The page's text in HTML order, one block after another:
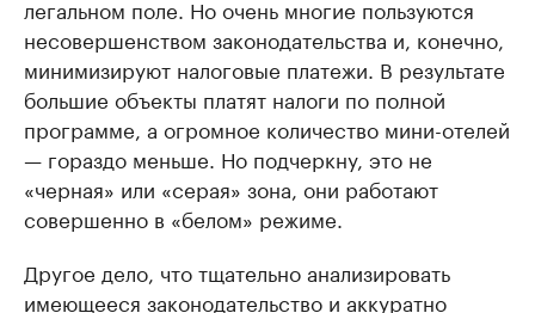
легальном поле. Но очень многие пользуются
несовершенством законодательства и, конечно,
минимизируют налоговые платежи. В результате
большие объекты платят налоги по полной
программе, а огромное количество мини-отелей
— гораздо меньше. Но подчеркну, это не
«черная» или «серая» зона, они работают
совершенно в «белом» режиме.
Другое дело, что тщательно анализировать
имеющееся законодательство и аккуратно